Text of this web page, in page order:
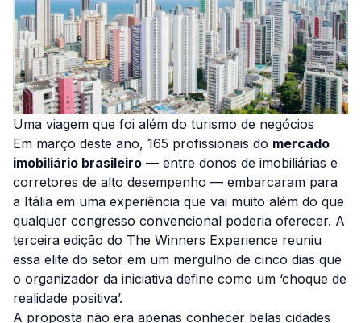
Uma viagem que foi além do turismo de negócios
Em março deste ano, 165 profissionais do mercado
imobiliário brasileiro — entre donos de imobiliárias e
corretores de alto desempenho — embarcaram para
a Itália em uma experiência que vai muito além do que
qualquer congresso convencional poderia oferecer. A
terceira edição do The Winners Experience reuniu
essa elite do setor em um mergulho de cinco dias que
o organizador da iniciativa define como um ‘choque de
realidade positiva’.
A proposta não era apenas conhecer belas cidades